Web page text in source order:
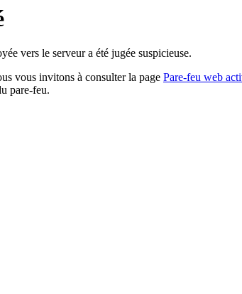
vers le serveur a été jugée suspicieuse.
vous invitons à consulter la page Pare-feu web
pare-feu.